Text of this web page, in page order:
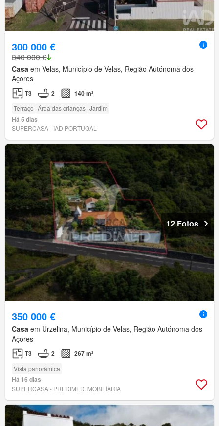
300 000 €
340 000 €
Casa em Velas, Município de Velas, Região Autónoma dos
Açores
T3 2 140 m²
Terraço Área das crianças Jardim
Há 5 dias
SUPERCASA - IAD PORTUGAL
12 Fotos
350 000 €
Casa em Urzelina, Município de Velas, Região Autónoma dos
Açores
T3 2 267 m²
Vista panorâmica
Há 16 dias
SUPERCASA - PREDIMED IMOBILÍARIA